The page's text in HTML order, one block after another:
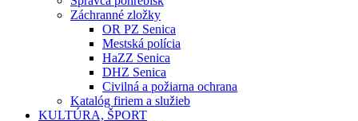
Záchranné zložky
OR PZ Senica
Mestská polícia
HaZZ Senica
DHZ Senica
Civilná a požiarna ochrana
Katalóg firiem a služieb
KULTÚRA, ŠPORT